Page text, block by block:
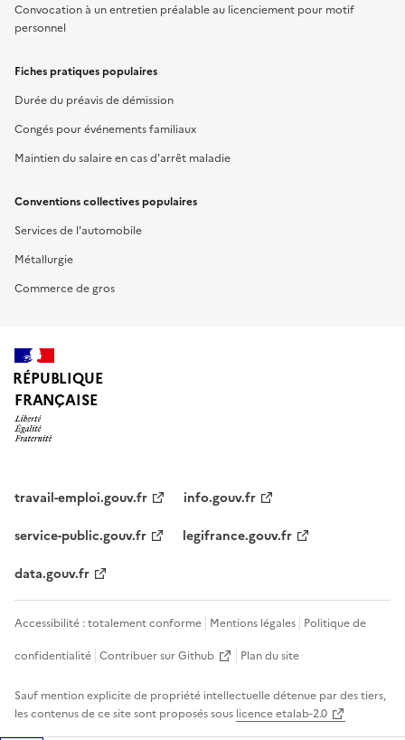
Convocation à un entretien préalable au licenciement pour motif
personnel
Fiches pratiques populaires
Durée du préavis de démission
Congés pour événements familiaux
Maintien du salaire en cas d'arrêt maladie
Conventions collectives populaires
Services de l'automobile
Métallurgie
Commerce de gros
RÉPUBLIQUE
FRANÇAISE
travail-emploi.gouv.fr
info.gouv.fr
service-public.gouv.fr
legifrance.gouv.fr
data.gouv.fr
Accessibilité : totalement conforme Mentions légales Politique de
confidentialité Contribuer sur Github Plan du site
Sauf mention explicite de propriété intellectuelle détenue par des tiers,
les contenus de ce site sont proposés sous licence etalab-2.0